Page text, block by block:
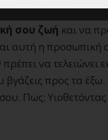
μπορείς να
σου ζωή και να
αυτή η προσωπική
να τελειώνει
βγάζεις προς τα
Πως;